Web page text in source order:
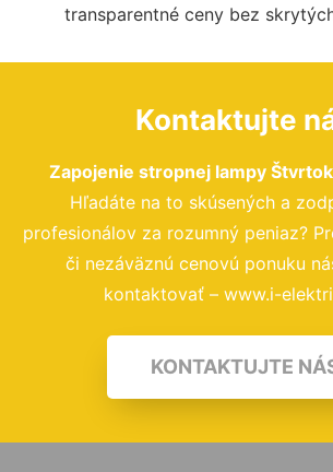
transparentné ceny bez
Kontaktujte
Zapojenie stropnej lampy
Hľadáte na to skúsených a
profesionálov za rozumný peniaz?
či nezáväznú cenovú ponuku
kontaktovať – www.i-
KONTAKTUJTE